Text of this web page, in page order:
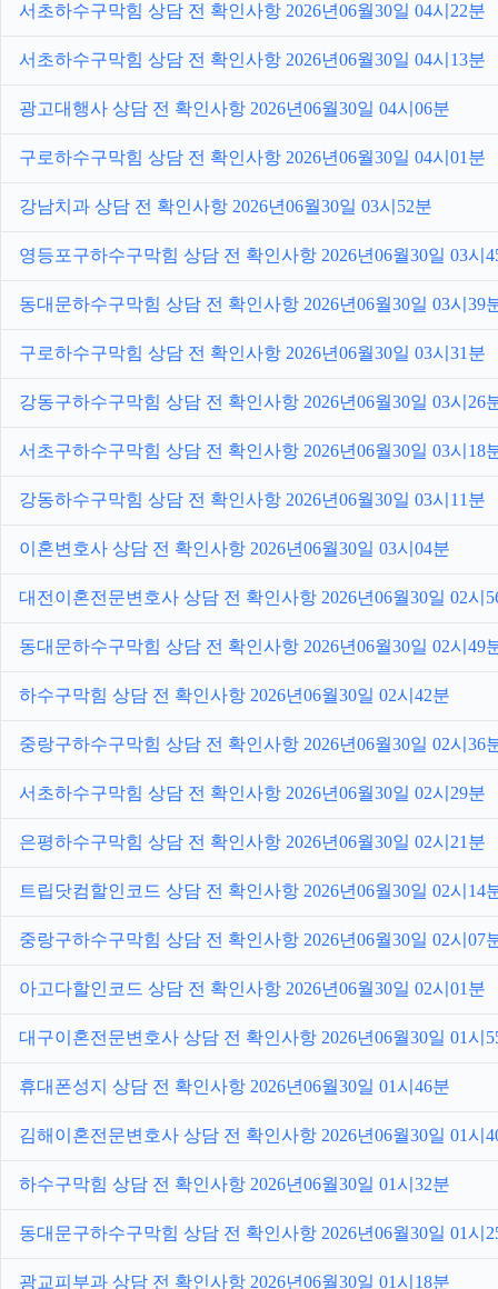
서초하수구막힘 상담 전 확인사항 2026년06월30일 04시22분
서초하수구막힘 상담 전 확인사항 2026년06월30일 04시13분
광고대행사 상담 전 확인사항 2026년06월30일 04시06분
구로하수구막힘 상담 전 확인사항 2026년06월30일 04시01분
강남치과 상담 전 확인사항 2026년06월30일 03시52분
영등포구하수구막힘 상담 전 확인사항 2026년06월30일 03시
동대문하수구막힘 상담 전 확인사항 2026년06월30일 03시39
구로하수구막힘 상담 전 확인사항 2026년06월30일 03시31분
강동구하수구막힘 상담 전 확인사항 2026년06월30일 03시26
서초구하수구막힘 상담 전 확인사항 2026년06월30일 03시18
강동하수구막힘 상담 전 확인사항 2026년06월30일 03시11분
이혼변호사 상담 전 확인사항 2026년06월30일 03시04분
대전이혼전문변호사 상담 전 확인사항 2026년06월30일 02시
동대문하수구막힘 상담 전 확인사항 2026년06월30일 02시49
하수구막힘 상담 전 확인사항 2026년06월30일 02시42분
중랑구하수구막힘 상담 전 확인사항 2026년06월30일 02시36
서초하수구막힘 상담 전 확인사항 2026년06월30일 02시29분
은평하수구막힘 상담 전 확인사항 2026년06월30일 02시21분
트립닷컴할인코드 상담 전 확인사항 2026년06월30일 02시14
중랑구하수구막힘 상담 전 확인사항 2026년06월30일 02시07
아고다할인코드 상담 전 확인사항 2026년06월30일 02시01분
대구이혼전문변호사 상담 전 확인사항 2026년06월30일 01시
휴대폰성지 상담 전 확인사항 2026년06월30일 01시46분
김해이혼전문변호사 상담 전 확인사항 2026년06월30일 01시
하수구막힘 상담 전 확인사항 2026년06월30일 01시32분
동대문구하수구막힘 상담 전 확인사항 2026년06월30일 01시
광교피부과 상담 전 확인사항 2026년06월30일 01시18분